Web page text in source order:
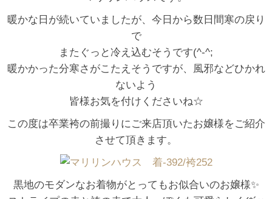
暖かな日が続いていましたが、今日から数日間寒の戻り
で
またぐっと冷え込むそうです(^-^;
暖かかった分寒さがこたえそうですが、風邪などひかれ
ないよう
皆様お気を付けくださいね☆
この度は卒業袴の前撮りにご来店頂いたお嬢様をご紹介
させて頂きます。
黒地のモダンなお着物がとってもお似合いのお嬢様✨